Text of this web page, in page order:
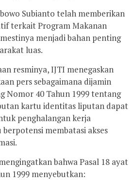
Subianto telah memberikan
terkait Program Makanan
menjadi bahan penting
luas.
resminya, IJTI menegaskan
pers sebagaimana dijamin
Nomor 40 Tahun 1999 tentang
kartu identitas liputan dapat
penghalangan kerja
membatasi akses
bahwa Pasal 18 ayat
1999 menyebutkan: